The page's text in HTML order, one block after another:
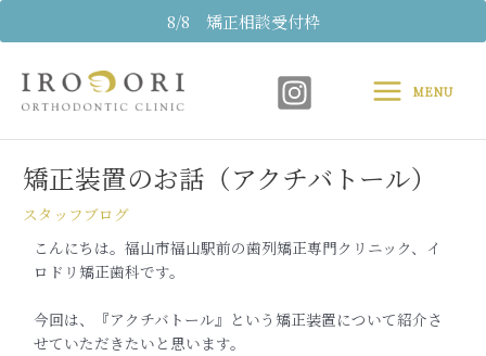
8/8 矯正相談受付枠
容
MenuMENU
矯正装置のお話（アクチバトール）
スタッフブログ
こんにちは。福山市福山駅前の歯列矯正専門クリニック、イ
ロドリ 矯正歯科です。
今回は、『アクチバトール』という矯正装置について紹介さ
せていただきたいと思います。